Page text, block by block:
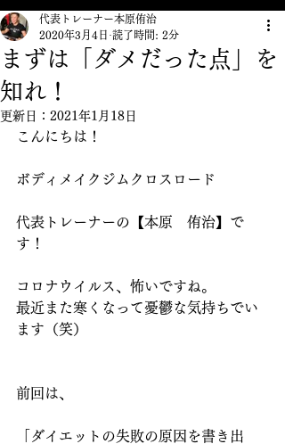
まずは「ダメだった点」を
知れ！
代表トレーナー本原侑治
2020年3月4日 読了時間: 2分
更新日： 2021年1月18日
こんにちは！
ボディメイクジムクロスロード
代表トレーナーの【本原　侑治】で
す！
コロナウイルス、怖いですね。
最近また寒くなって憂鬱な気持ちでい
ます（笑）
前回は、
「ダイエットの失敗の原因を書き出